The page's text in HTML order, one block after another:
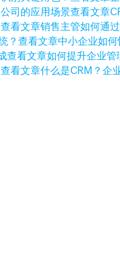
查看文章
查看文章销售主管如何通
查看文章中小企业如
查看文章如何提升企业
查看文章什么是CRM？企